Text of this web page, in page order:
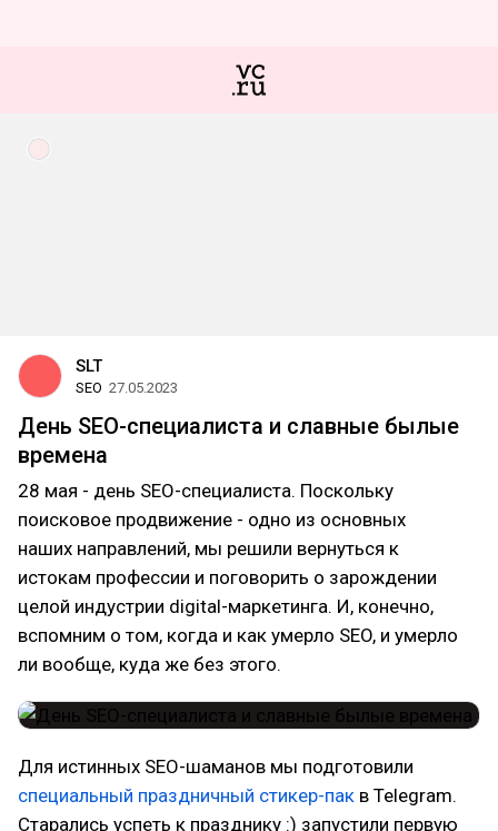
SLT
SEO 27.05.2023
День SEO-специалиста и славные былые
времена
28 мая - день SEO-специалиста. Поскольку
поисковое продвижение - одно из основных
наших направлений, мы решили вернуться к
истокам профессии и поговорить о зарождении
целой индустрии digital-маркетинга. И, конечно,
вспомним о том, когда и как умерло SEO, и умерло
ли вообще, куда же без этого.
Для истинных SEO-шаманов мы подготовили
специальный праздничный стикер-пак в Telegram.
Старались успеть к празднику :) запустили первую